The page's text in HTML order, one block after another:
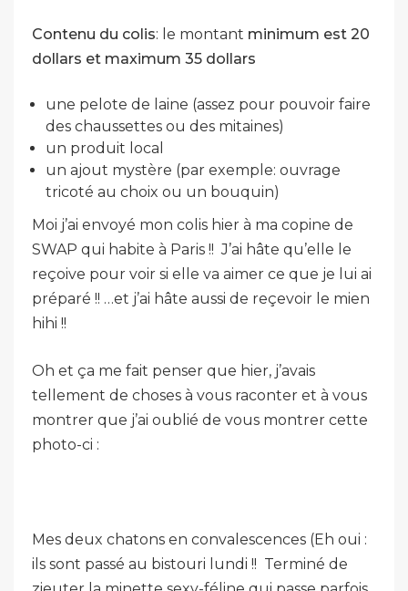
Contenu du colis: le montant minimum est 20
dollars et maximum 35 dollars
une pelote de laine (assez pour pouvoir faire
des chaussettes ou des mitaines)
un produit local
un ajout mystère (par exemple: ouvrage
tricoté au choix ou un bouquin)
Moi j’ai envoyé mon colis hier à ma copine de
SWAP qui habite à Paris !! J’ai hâte qu’elle le
reçoive pour voir si elle va aimer ce que je lui ai
préparé !! …et j’ai hâte aussi de reçevoir le mien
hihi !!
Oh et ça me fait penser que hier, j’avais
tellement de choses à vous raconter et à vous
montrer que j’ai oublié de vous montrer cette
photo-ci :
Mes deux chatons en convalescences (Eh oui :
ils sont passé au bistouri lundi !! Terminé de